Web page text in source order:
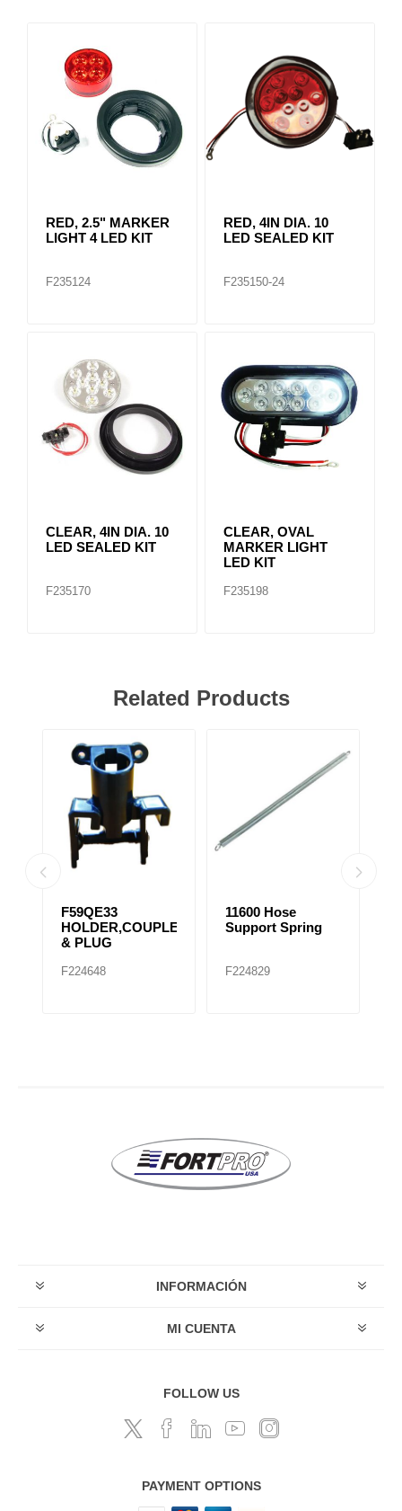
RED, 2.5" MARKER
LIGHT 4 LED KIT
F235124
RED, 4IN DIA. 10
LED SEALED KIT
F235150-24
CLEAR, 4IN DIA. 10
LED SEALED KIT
F235170
CLEAR, OVAL
MARKER LIGHT
LED KIT
F235198
Related Products
F59QE33
HOLDER,COUPLER
& PLUG
F224648
11600 Hose
Support Spring
F224829
INFORMACIÓN
MI CUENTA
FOLLOW US
PAYMENT OPTIONS